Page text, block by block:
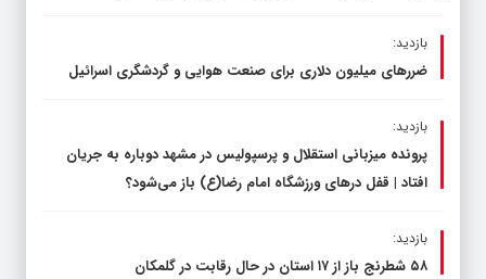
بازدید:
ضررهای میلیون دلاری برای صنعت هوایی و گردشگری اسرائیل
بازدید:
پرونده میزبانی استقلال و پرسپولیس در مشهد دوباره به جریان
افتاد | قفل در‌های ورزشگاه امام رضا(ع) باز می‌شود؟
بازدید:
۵۸ شطرنج‌ باز از ۱۷ استان در حال رقابت در گلمکان